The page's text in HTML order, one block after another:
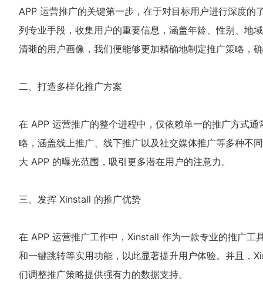
APP 运营推广的关键第一步，在于对目标用户进行深度
列专业手段，收集用户的重要信息，涵盖年龄、性别、地
清晰的用户画像，我们便能够更加精确地制定推广策略，
二、打造多样化推广方案
在 APP 运营推广的整个进程中，仅依赖单一的推广方式
略，涵盖线上推广、线下推广以及社交媒体推广等多种不
大 APP 的曝光范围，吸引更多潜在用户的注意力。
三、发挥 Xinstall 的推广优势
在 APP 运营推广工作中，Xinstall 作为一款专业的推广工
和一键跳转等实用功能，以此显著提升用户体验。并且，
们调整推广策略提供强有力的数据支持。